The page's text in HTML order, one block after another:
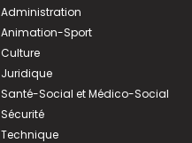
Administration
Animation-Sport
Culture
Juridique
Santé-Social et Médico-Social
Sécurité
Technique